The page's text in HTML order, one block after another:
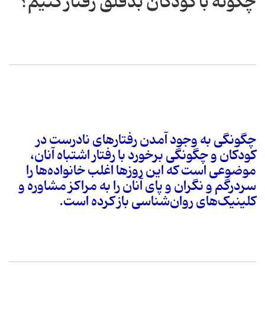
چگونگی به وجود آمدن رفتارهای نادرست در
کودکان و چگونگی برخورد با رفتار اشتباه آنان،
موضوعی است که این روزها اغلب خانواده‌ها را
سردرگم و نگران و پای آنان را به مراکز مشاوره و
کلینیک‌های روان‌شناسی باز کرده است.